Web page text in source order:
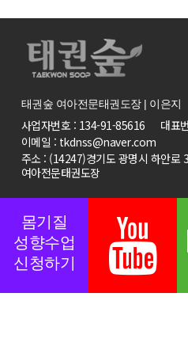
태권숲 여아전문태권도장 | 이은지
사업자번호 : 134-91-85616
대표
이메일 : tkdnss@naver.com
주소 : (14247)경기도 광명시 하안로
여아전문태권도장
몸기질
성향수업
신청하기